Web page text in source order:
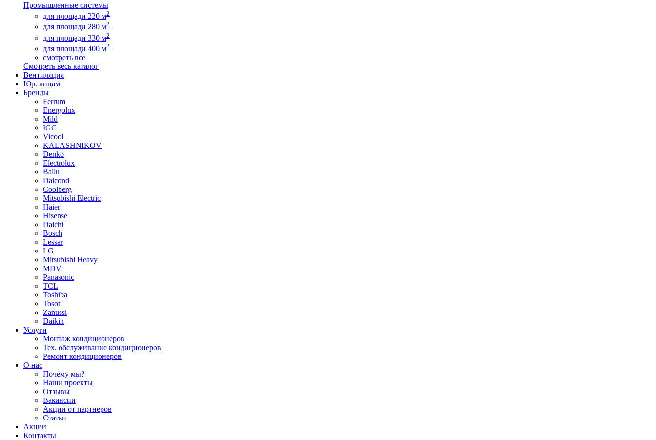
Промышленные системы
для площади 220 м2
для площади 280 м2
для площади 330 м2
для площади 400 м2
смотреть все
Смотреть весь каталог
Вентиляция
Юр. лицам
Бренды
Ferrum
Energolux
Mild
IGC
Vicool
KALASHNIKOV
Denko
Electrolux
Ballu
Daicond
Coolberg
Mitsubishi Electric
Haier
Hisense
Daichi
Bosch
Lessar
LG
Mitsubishi Heavy
MDV
Panasonic
TCL
Toshiba
Tosot
Zanussi
Daikin
Услуги
Монтаж кондиционеров
Тех. обслуживание кондиционеров
Ремонт кондиционеров
О нас
Почему мы?
Наши проекты
Отзывы
Вакансии
Акции от партнеров
Статьи
Акции
Контакты